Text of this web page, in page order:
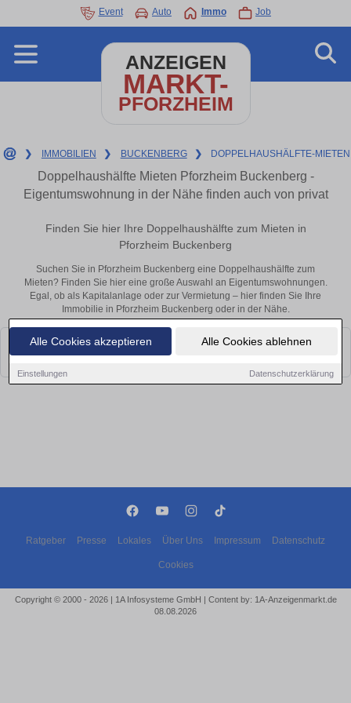
Alle Cookies akzeptieren Alle Cookies ablehnen
Einstellungen Datenschutzerklärung
Event Auto Immo Job
ANZEIGEN
MARKT-
PFORZHEIM
❯ IMMOBILIEN ❯ BUCKENBERG ❯ DOPPELHAUSHÄLFTE-MIETEN
Doppelhaushälfte Mieten Pforzheim Buckenberg -
Eigentumswohnung in der Nähe finden auch von privat
Finden Sie hier Ihre Doppelhaushälfte zum Mieten in
Pforzheim Buckenberg
Suchen Sie in Pforzheim Buckenberg eine Doppelhaushälfte zum
Mieten? Finden Sie hier eine große Auswahl an Eigentumswohnungen.
Egal, ob als Kapitalanlage oder zur Vermietung – hier finden Sie Ihre
Immobilie in Pforzheim Buckenberg oder in der Nähe.
Leider konnten wir derzeit keine passenden Objekte finden. Schauen Sie
bald wieder vorbei!
Ratgeber Presse Lokales Über Uns Impressum Datenschutz
Cookies
Copyright © 2000 - 2026 | 1A Infosysteme GmbH | Content by: 1A-Anzeigenmarkt.de
08.08.2026